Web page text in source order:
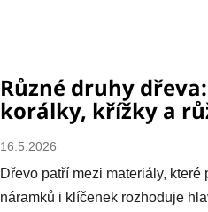
Různé druhy
korálky, křížky a
16.5.2026
Dřevo patří mezi materiály,
náramků i klíčenek rozhoduje